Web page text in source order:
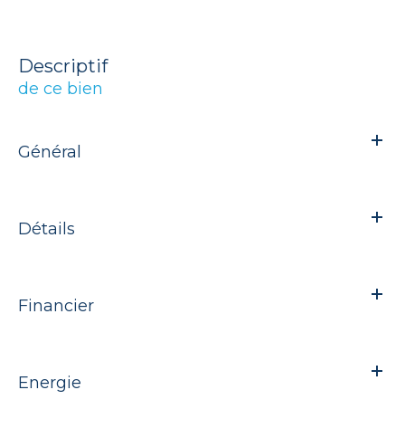
descriptif
de ce bien
Général
Détails
Financier
Energie